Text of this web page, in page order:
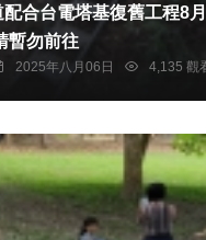
合台電塔基復舊工程8
暫勿前往
2025年八月06日 4,135 觀